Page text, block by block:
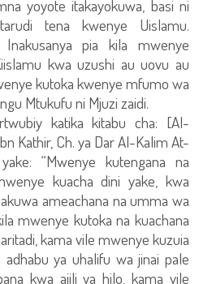
yoyote itakayokuwa, basi ni
tena kwenye Uislamu.
Inakusanya pia kila mwenye
kwa uzushi au uovu au
kutoka kwenye mfumo wa
Mtukufu ni Mjuzi zaidi.
katika kitabu cha: [Al-
Kathir, Ch. ya Dar Al-Kalim At-
“Mwenye kutengana na
kuacha dini yake, kwa
ameachana na umma wa
mwenye kutoka na kuachana
kama vile mwenye kuzuia
ya uhalifu wa jinai pale
kwa ajili ya hilo, kama vile